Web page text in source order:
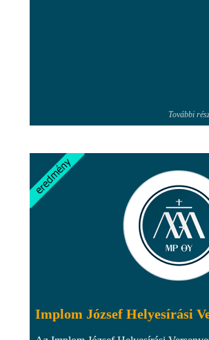
További
Implom József Helyesírási